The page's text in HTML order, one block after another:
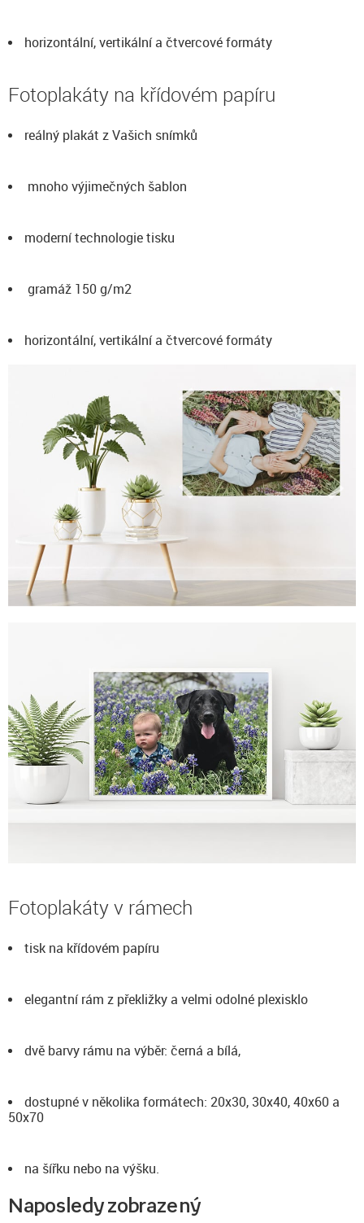
horizontální, vertikální a čtvercové formáty
Fotoplakáty na křídovém papíru
reálný plakát z Vašich snímků
mnoho výjimečných šablon
moderní technologie tisku
gramáž 150 g/m2
horizontální, vertikální a čtvercové formáty
Fotoplakáty v rámech
tisk na křídovém papíru
elegantní rám z překližky a velmi odolné plexisklo
dvě barvy rámu na výběr: černá a bílá,
dostupné v několika formátech: 20x30, 30x40, 40x60 a
50x70
na šířku nebo na výšku.
Naposledy zobrazený